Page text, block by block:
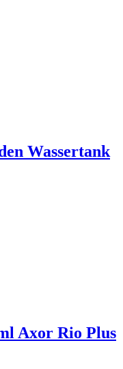
Wassertank
Axor Rio Plus